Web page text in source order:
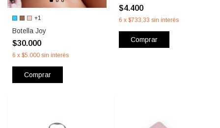
+1
Botella Joy
$30.000
6 x $5.000 sin interés
Comprar
$4.400
6 x $733,33 sin interés
Comprar